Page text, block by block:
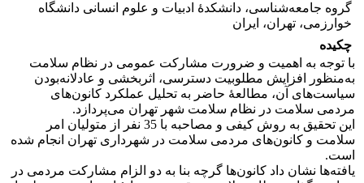
گروه جامعه‌شناسی، دانشکدۀ ادبیات و علوم انسانی دانشگاه
خوارزمی، تهران، ایران
چکیده
با توجه به اهمیت و ضرورت مشارکت عمومی در نظام سلامت
به‌منظور افزایش مطلوبیت دسترسی، اثربخشی و عادلانه‌بودن
سیاست‌های آن، مطالعۀ حاضر به تحلیل عملکرد کانون‌های
مردمی سلامت در نظام سلامت شهر تهران می‌پردازد.
این تحقیق به روش کیفی و مصاحبه با 35 نفر از متولیان امر
سلامت و کانون‌های مردمی سلامت در شهرداری تهران انجام شده
است.
یافته‌ها نشان داد کانون‌ها گرچه بنا به دو الزام مشارکت مردمی در